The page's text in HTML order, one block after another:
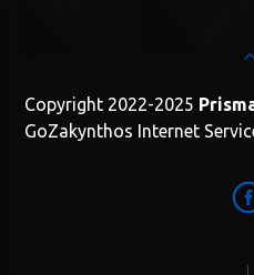
Copyright 2022-2025
GoZakynthos Internet